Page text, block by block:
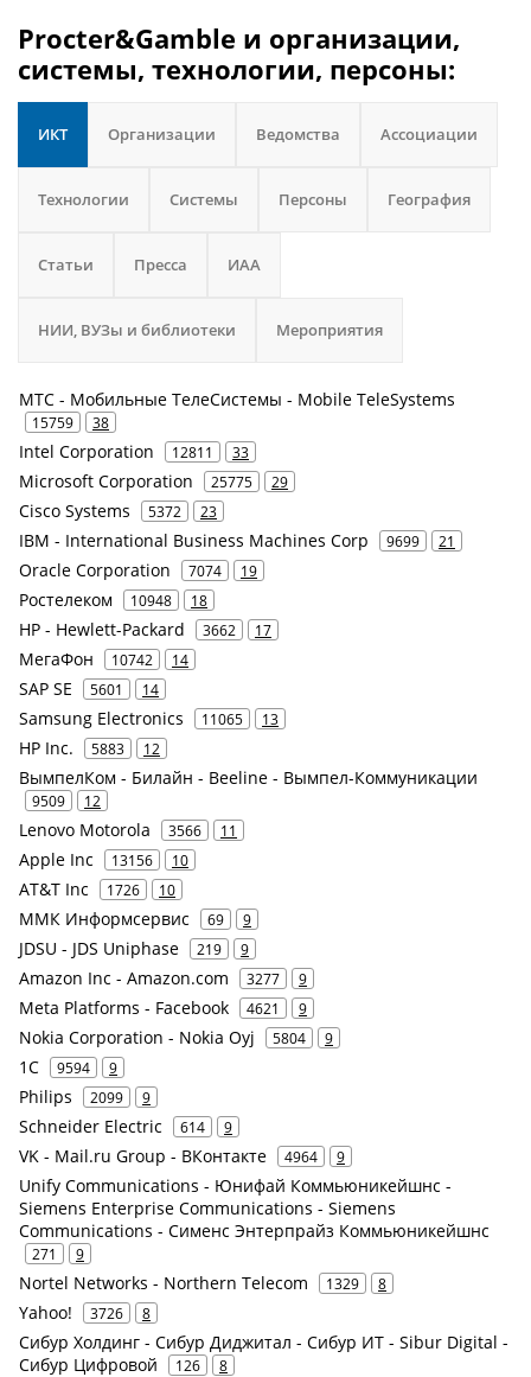
Procter&Gamble и организации,
системы, технологии, персоны:
ИКТ Организации Ведомства Ассоциации
Технологии Системы Персоны География
Статьи Пресса ИАА
НИИ, ВУЗы и библиотеки Мероприятия
МТС - Мобильные ТелеСистемы - Mobile TeleSystems
15759 38
Intel Corporation 12811 33
Microsoft Corporation 25775 29
Cisco Systems 5372 23
IBM - International Business Machines Corp 9699 21
Oracle Corporation 7074 19
Ростелеком 10948 18
HP - Hewlett-Packard 3662 17
МегаФон 10742 14
SAP SE 5601 14
Samsung Electronics 11065 13
HP Inc. 5883 12
ВымпелКом - Билайн - Beeline - Вымпел-Коммуникации
9509 12
Lenovo Motorola 3566 11
Apple Inc 13156 10
AT&T Inc 1726 10
ММК Информсервис 69 9
JDSU - JDS Uniphase 219 9
Amazon Inc - Amazon.com 3277 9
Meta Platforms - Facebook 4621 9
Nokia Corporation - Nokia Oyj 5804 9
1С 9594 9
Philips 2099 9
Schneider Electric 614 9
VK - Mail.ru Group - ВКонтакте 4964 9
Unify Communications - Юнифай Коммьюникейшнс -
Siemens Enterprise Communications - Siemens
Communications - Сименс Энтерпрайз Коммьюникейшнс
271 9
Nortel Networks - Northern Telecom 1329 8
Yahoo! 3726 8
Сибур Холдинг - Сибур Диджитал - Сибур ИТ - Sibur Digital -
Сибур Цифровой
126 8